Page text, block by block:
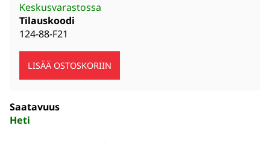
Keskusvarastossa
Tilauskoodi
124-88-F21
Saatavuus
Heti